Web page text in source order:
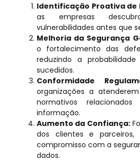
Identificação Proativa de
as empresas
vulnerabilidades antes que
Melhoria da Segurança
o fortalecimento das
reduzindo a
sucedidos.
Conformidade
organizações a
normativos
informação.
Aumento da Confiança:
dos clientes e parceiros,
compromisso com a
dados.